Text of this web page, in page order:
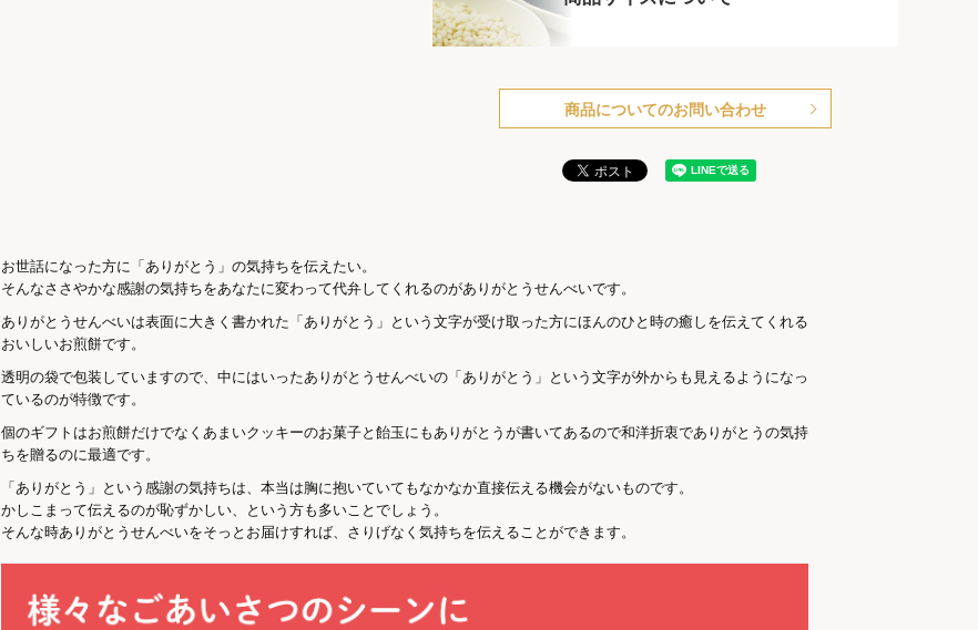
商品についてのお問い合わせ
お世話になった方に「ありがとう」の気持ちを伝えたい。
そんなささやかな感謝の気持ちをあなたに変わって代弁してくれるのがありがとうせんべいです。
ありがとうせんべいは表面に大きく書かれた「ありがとう」という文字が受け取った方にほんのひと時の癒しを伝えてくれる
おいしいお煎餅です。
透明の袋で包装していますので、中にはいったありがとうせんべいの「ありがとう」という文字が外からも見えるようになっ
ているのが特徴です。
個のギフトはお煎餅だけでなくあまいクッキーのお菓子と飴玉にもありがとうが書いてあるので和洋折衷でありがとうの気持
ちを贈るのに最適です。
「ありがとう」という感謝の気持ちは、本当は胸に抱いていてもなかなか直接伝える機会がないものです。
かしこまって伝えるのが恥ずかしい、という方も多いことでしょう。
そんな時ありがとうせんべいをそっとお届けすれば、さりげなく気持ちを伝えることができます。